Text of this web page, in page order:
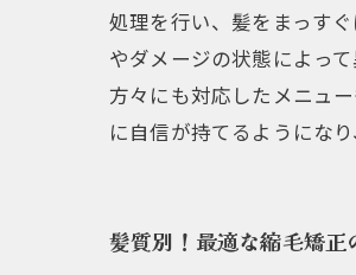
処理を行い、髪をまっす
やダメージの状態によっ
方々にも対応したメニュ
に自信が持てるようにな
髪質別！最適な縮毛矯正